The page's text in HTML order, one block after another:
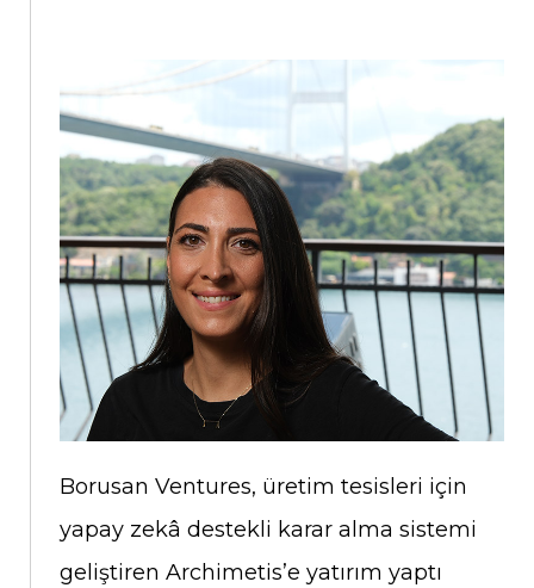
Borusan Ventures, üretim tesisleri için
yapay zekâ destekli karar alma sistemi
geliştiren Archimetis’e yatırım yaptı